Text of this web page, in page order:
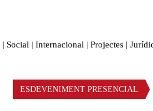
| Social | Internacional | Projectes |
ESDEVENIMENT PRESENCIAL